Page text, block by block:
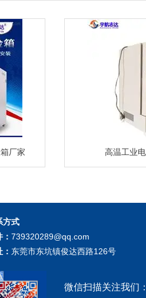
厂家 高温工业
方式
739320289@qq.com
东莞市东坑镇俊达西路126号
微信扫描关注我们：